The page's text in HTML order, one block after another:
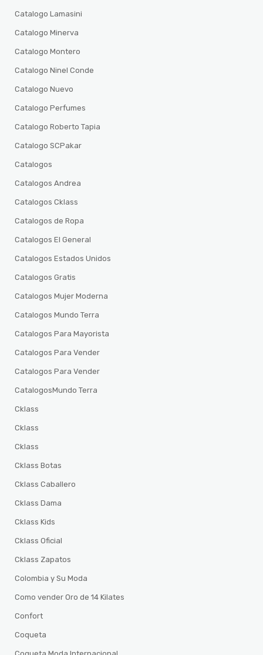
Catalogo Lamasini
Catalogo Minerva
Catalogo Montero
Catalogo Ninel Conde
Catalogo Nuevo
Catalogo Perfumes
Catalogo Roberto Tapia
Catalogo SCPakar
Catalogos
Catalogos Andrea
Catalogos Cklass
Catalogos de Ropa
Catalogos El General
Catalogos Estados Unidos
Catalogos Gratis
Catalogos Mujer Moderna
Catalogos Mundo Terra
Catalogos Para Mayorista
Catalogos Para Vender
Catalogos Para Vender
CatalogosMundo Terra
Cklass
Cklass
Cklass
Cklass Botas
Cklass Caballero
Cklass Dama
Cklass Kids
Cklass Oficial
Cklass Zapatos
Colombia y Su Moda
Como vender Oro de 14 Kilates
Confort
Coqueta